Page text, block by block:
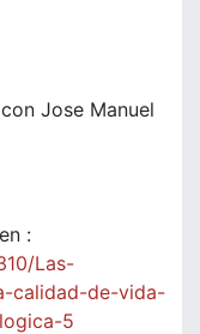
Jose Manuel
:
Las-
calidad-de-vida-
5